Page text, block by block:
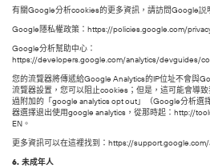
有關Google分析cookies的更多資訊，請訪問Google説
Google隱私權政策：https://policies.google.com/
Google分析幫助中心：
https://developers.google.com/analytics/devguides/
您的流覽器將傳遞給Google Analytics的IP位址不會與
流覽器設置，您可以阻止cookies；但是，這可能會導
過附加的「google analytics opt out」（Google分析選
器選擇退出使用google analytics，從那時起：http://
EN。
更多資訊可以在這裡找到：https://
6. 未成年人